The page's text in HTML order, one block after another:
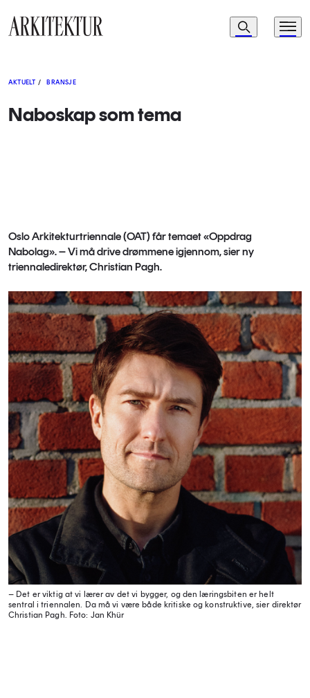
Navigasjon
Søk Meny
AKTUELT / BRANSJE
Naboskap som tema
Oslo Arkitekturtriennale (OAT) får temaet «Oppdrag
Nabolag». – Vi må drive drømmene igjennom, sier ny
triennaledirektør, Christian Pagh.
– Det er viktig at vi lærer av det vi bygger, og den læringsbiten er helt
sentral i triennalen. Da må vi være både kritiske og konstruktive, sier direktør
Christian Pagh. Foto: Jan Khür